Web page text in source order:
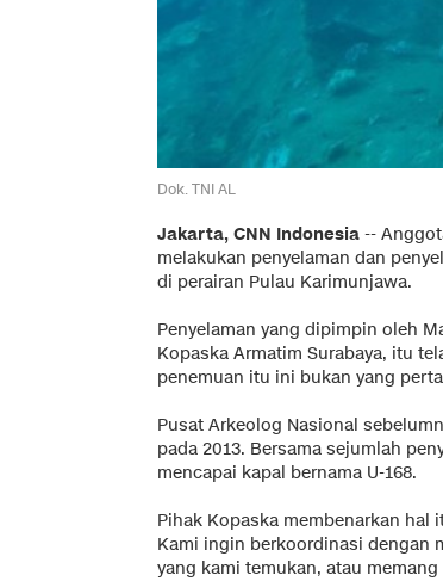
Dok. TNI AL
Jakarta, CNN Indonesia --
melakukan penyelaman dan
di perairan Pulau Karimunjawa.
Penyelaman yang dipimpin oleh
Kopaska Armatim Surabaya, itu
penemuan itu ini bukan yang
Pusat Arkeolog Nasional
pada 2013. Bersama sejumlah
mencapai kapal bernama U-168.
Pihak Kopaska membenarkan hal
Kami ingin berkoordinasi dengan
yang kami temukan, atau